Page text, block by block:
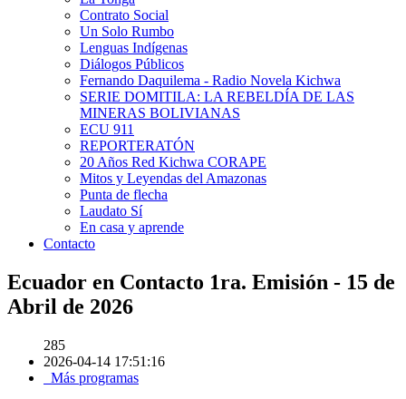
Contrato Social
Un Solo Rumbo
Lenguas Indígenas
Diálogos Públicos
Fernando Daquilema - Radio Novela Kichwa
SERIE DOMITILA: LA REBELDÍA DE LAS
MINERAS BOLIVIANAS
ECU 911
REPORTERATÓN
20 Años Red Kichwa CORAPE
Mitos y Leyendas del Amazonas
Punta de flecha
Laudato Sí
En casa y aprende
Contacto
Ecuador en Contacto 1ra. Emisión - 15 de
Abril de 2026
285
2026-04-14 17:51:16
Más programas